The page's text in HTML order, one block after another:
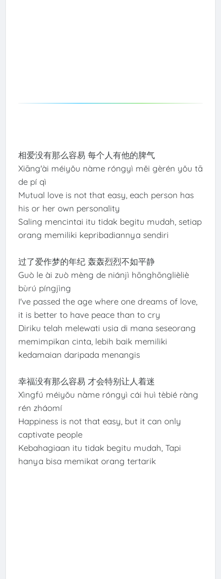
相爱没有那么容易 每个人有他的脾气
Xiāng'ài méiyǒu nàme róngyì měi gèrén yǒu tā
de pí qì
Mutual love is not that easy, each person has
his or her own personality
Saling mencintai itu tidak begitu mudah, setiap
orang memiliki kepribadiannya sendiri
过了爱作梦的年纪 轰轰烈烈不如平静
Guò le ài zuò mèng de niánjì hōnghōnglièliè
bùrú píngjìng
I've passed the age where one dreams of love,
it is better to have peace than to cry
Diriku telah melewati usia di mana seseorang
memimpikan cinta, lebih baik memiliki
kedamaian daripada menangis
幸福没有那么容易 才会特别让人着迷
Xìngfú méiyǒu nàme róngyì cái huì tèbié ràng
rén zháomí
Happiness is not that easy, but it can only
captivate people
Kebahagiaan itu tidak begitu mudah, Tapi
hanya bisa memikat orang tertarik